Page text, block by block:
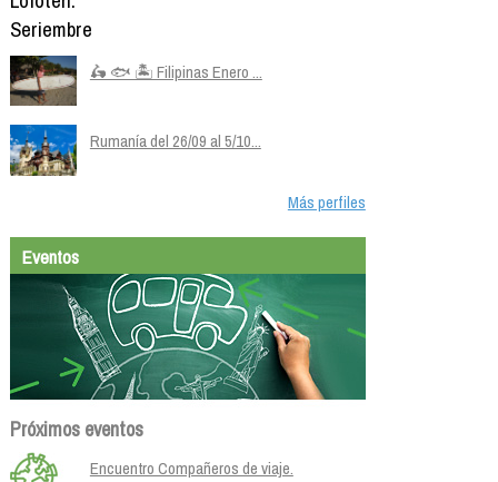
🛵 🐟 🏝️ Filipinas Enero ...
Rumanía del 26/09 al 5/10...
Más perfiles
Eventos
Próximos eventos
Encuentro Compañeros de viaje.